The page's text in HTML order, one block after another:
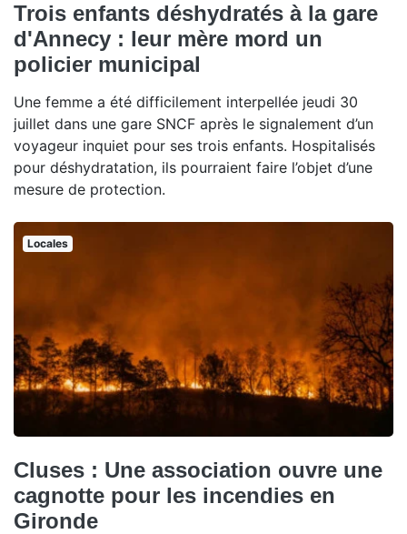
Trois enfants déshydratés à la gare
d'Annecy : leur mère mord un
policier municipal
Une femme a été difficilement interpellée jeudi 30
juillet dans une gare SNCF après le signalement d’un
voyageur inquiet pour ses trois enfants. Hospitalisés
pour déshydratation, ils pourraient faire l’objet d’une
mesure de protection.
Locales
Cluses : Une association ouvre une
cagnotte pour les incendies en
Gironde